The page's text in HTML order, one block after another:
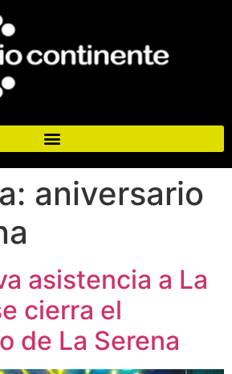
aniversario
asistencia a La
cierra el
de La Serena